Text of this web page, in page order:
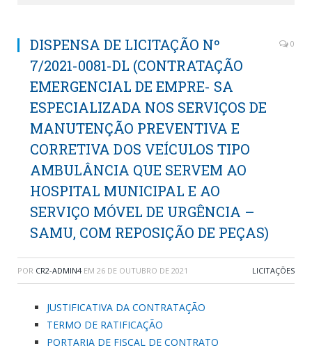
DISPENSA DE LICITAÇÃO Nº
7/2021-0081-DL (CONTRATAÇÃO
EMERGENCIAL DE EMPRE- SA
ESPECIALIZADA NOS SERVIÇOS DE
MANUTENÇÃO PREVENTIVA E
CORRETIVA DOS VEÍCULOS TIPO
AMBULÂNCIA QUE SERVEM AO
HOSPITAL MUNICIPAL E AO
SERVIÇO MÓVEL DE URGÊNCIA –
SAMU, COM REPOSIÇÃO DE PEÇAS)
0
POR CR2-ADMIN4 EM 26 DE OUTUBRO DE 2021 LICITAÇÕES
JUSTIFICATIVA DA CONTRATAÇÃO
TERMO DE RATIFICAÇÃO
PORTARIA DE FISCAL DE CONTRATO